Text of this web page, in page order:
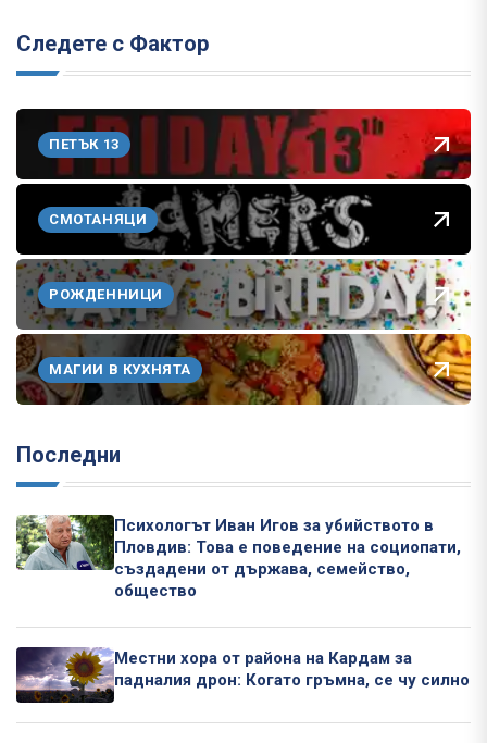
Следете с Фактор
ПЕТЪК 13
СМОТАНЯЦИ
РОЖДЕННИЦИ
МАГИИ В КУХНЯТА
Последни
Психологът Иван Игов за убийството в
Пловдив: Това е поведение на социопати,
създадени от държава, семейство,
общество
Местни хора от района на Кардам за
падналия дрон: Когато гръмна, се чу силно